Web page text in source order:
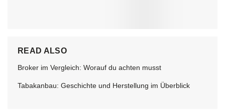
READ ALSO
Broker im Vergleich: Worauf du achten musst
Tabakanbau: Geschichte und Herstellung im Überblick